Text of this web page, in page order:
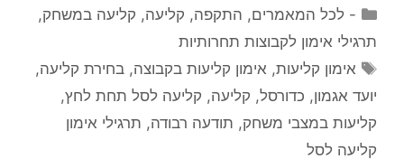
קטגוריות
- לכל המאמרים, התקפה, קליעה, קליעה במשחק,
תרגילי אימון לקבוצות תחרותיות
תגיות
אימון קליעות, אימון קליעות בקבוצה,בחירת קליעה,
יועד אגמון, כדורסל, קליעה, קליעה לסל תחת לחץ,
קליעות במצבי משחק, תודעה רבודה, תרגילי אימון
קליעה לסל